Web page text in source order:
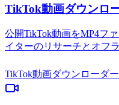
TikTok動画ダウンロ
公開TikTok動画をMP4フ
イターのリサーチとオフ
TikTok動画ダウンローダー